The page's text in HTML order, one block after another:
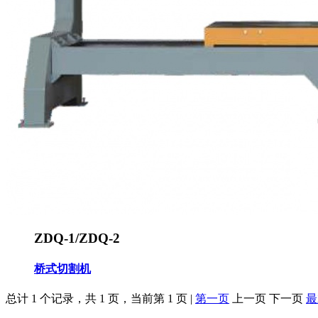
ZDQ-1/ZDQ-2
桥式切割机
总计 1 个记录，共 1 页，当前第 1 页 | 第一页 上一页 下一页